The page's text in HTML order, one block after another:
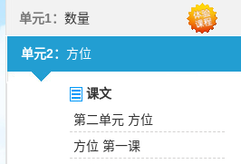
单元1： 数量
单元2： 方位
课文
第二单元 方位
方位 第一课